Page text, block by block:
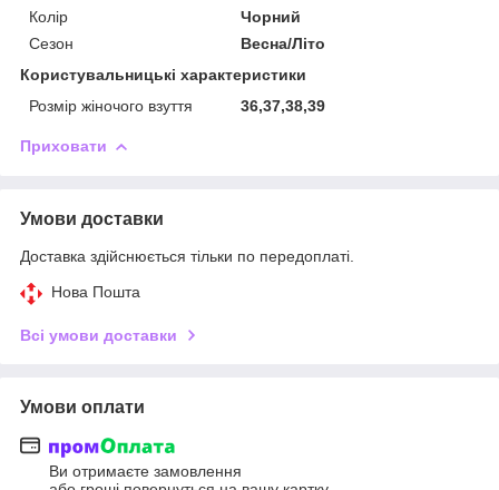
Колір
Чорний
Сезон
Весна/Літо
Користувальницькі характеристики
Розмір жіночого взуття
36,37,38,39
Приховати
Умови доставки
Доставка здійснюється тільки по передоплаті.
Нова Пошта
Всі умови доставки
Умови оплати
Ви отримаєте замовлення